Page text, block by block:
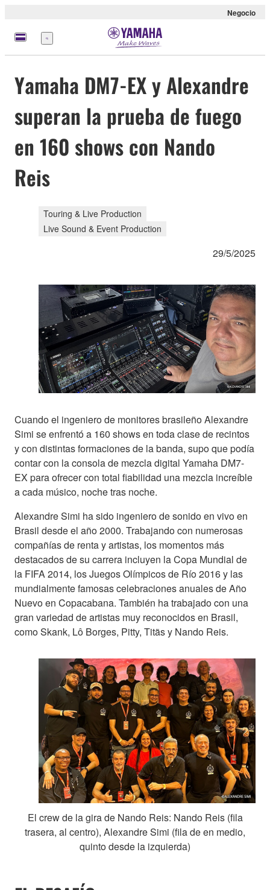
Negocio
Menú
Yamaha DM7-EX y Alexandre
superan la prueba de fuego
en 160 shows con Nando
Reis
Touring & Live Production
Live Sound & Event Production
29/5/2025
Cuando el ingeniero de monitores brasileño Alexandre
Simi se enfrentó a 160 shows en toda clase de recintos
y con distintas formaciones de la banda, supo que podía
contar con la consola de mezcla digital Yamaha DM7-
EX para ofrecer con total fiabilidad una mezcla increíble
a cada músico, noche tras noche.
Alexandre Simi ha sido ingeniero de sonido en vivo en
Brasil desde el año 2000. Trabajando con numerosas
compañías de renta y artistas, los momentos más
destacados de su carrera incluyen la Copa Mundial de
la FIFA 2014, los Juegos Olímpicos de Río 2016 y las
mundialmente famosas celebraciones anuales de Año
Nuevo en Copacabana. También ha trabajado con una
gran variedad de artistas muy reconocidos en Brasil,
como Skank, Lô Borges, Pitty, Titãs y Nando Reis.
El crew de la gira de Nando Reis: Nando Reis (fila
trasera, al centro), Alexandre Simi (fila de en medio,
quinto desde la izquierda)